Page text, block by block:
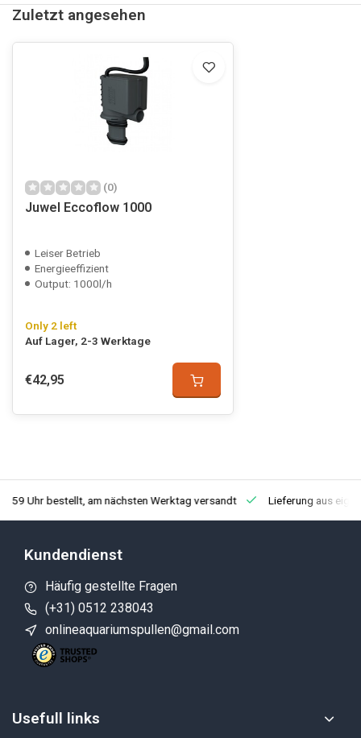
Zuletzt angesehen
(0)
Juwel Eccoflow 1000
Leiser Betrieb
Energieeffizient
Output: 1000l/h
Only 2 left
Auf Lager, 2-3 Werktage
€42,95
Uhr bestellt, am nächsten Werktag versandt Lieferung aus
Kundendienst
Häufig gestellte Fragen
(+31) 0512 238043
onlineaquariumspullen@gmail.com
Usefull links